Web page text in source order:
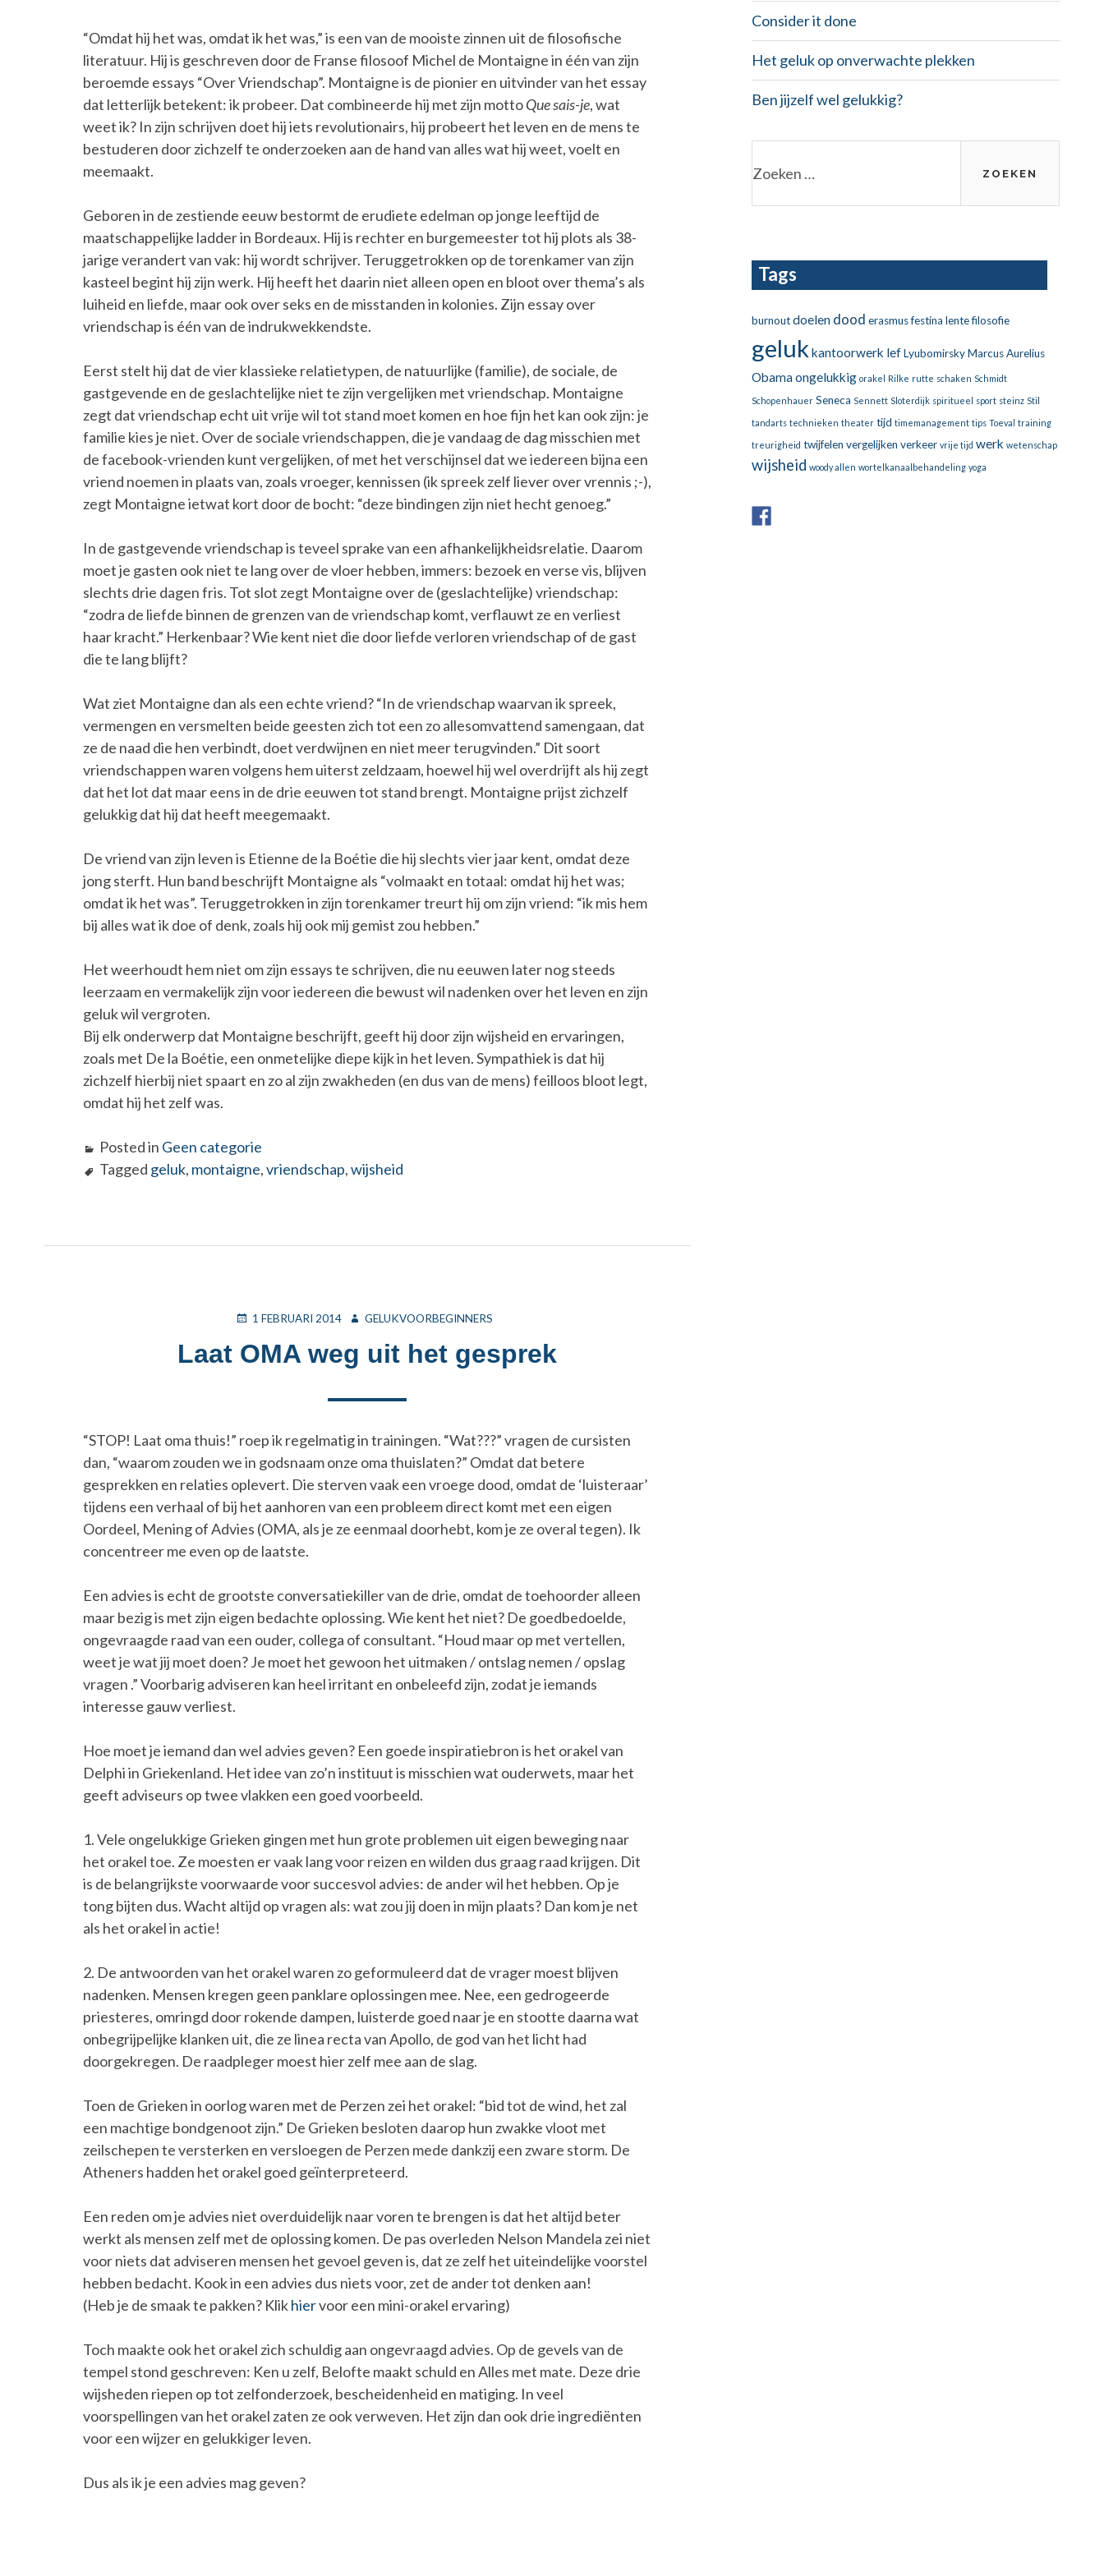
“Omdat hij het was, omdat ik het was,” is een van de mooiste zinnen uit de filosofische
literatuur. Hij is geschreven door de Franse filosoof Michel de Montaigne in één van zijn
beroemde essays “Over Vriendschap”. Montaigne is de pionier en uitvinder van het essay
dat letterlijk betekent: ik probeer. Dat combineerde hij met zijn mottoQue sais-je, wat
weet ik? In zijn schrijven doet hij iets revolutionairs, hij probeert het leven en de mens te
bestuderen door zichzelf te onderzoeken aan de hand van alles wat hij weet, voelt en
meemaakt.
Geboren in de zestiende eeuw bestormt de erudiete edelman op jonge leeftijd de
maatschappelijke ladder in Bordeaux. Hij is rechter en burgemeester tot hij plots als 38-
jarige verandert van vak: hij wordt schrijver. Teruggetrokken op de torenkamer van zijn
kasteel begint hij zijn werk. Hij heeft het daarin niet alleen open en bloot over thema’s als
luiheid en liefde, maar ook over seks en de misstanden in kolonies. Zijn essay over
vriendschap is één van de indrukwekkendste.
Eerst stelt hij dat de vier klassieke relatietypen, de natuurlijke (familie), de sociale, de
gastgevende en de geslachtelijke niet te zijn vergelijken met vriendschap. Montaigne
zegt dat vriendschap echt uit vrije wil tot stand moet komen en hoe fijn het kan ook zijn: je
familie kies je niet. Over de sociale vriendschappen, die je vandaag de dag misschien met
de facebook-vrienden kunt vergelijken, of met het verschijnsel dat we iedereen bijna een
vriend noemen in plaats van, zoals vroeger, kennissen (ik spreek zelf liever over vrennis ;-),
zegt Montaigne ietwat kort door de bocht: “deze bindingen zijn niet hecht genoeg.”
In de gastgevende vriendschap is teveel sprake van een afhankelijkheidsrelatie. Daarom
moet je gasten ook niet te lang over de vloer hebben, immers: bezoek en verse vis, blijven
slechts drie dagen fris. Tot slot zegt Montaigne over de (geslachtelijke) vriendschap:
“zodra de liefde binnen de grenzen van de vriendschap komt, verflauwt ze en verliest
haar kracht.” Herkenbaar? Wie kent niet die door liefde verloren vriendschap of de gast
die te lang blijft?
Wat ziet Montaigne dan als een echte vriend? “In de vriendschap waarvan ik spreek,
vermengen en versmelten beide geesten zich tot een zo allesomvattend samengaan, dat
ze de naad die hen verbindt, doet verdwijnen en niet meer terugvinden.” Dit soort
vriendschappen waren volgens hem uiterst zeldzaam, hoewel hij wel overdrijft als hij zegt
dat het lot dat maar eens in de drie eeuwen tot stand brengt. Montaigne prijst zichzelf
gelukkig dat hij dat heeft meegemaakt.
De vriend van zijn leven is Etienne de la Boétie die hij slechts vier jaar kent, omdat deze
jong sterft. Hun band beschrijft Montaigne als “volmaakt en totaal: omdat hij het was;
omdat ik het was”. Teruggetrokken in zijn torenkamer treurt hij om zijn vriend: “ik mis hem
bij alles wat ik doe of denk, zoals hij ook mij gemist zou hebben.”
Het weerhoudt hem niet om zijn essays te schrijven, die nu eeuwen later nog steeds
leerzaam en vermakelijk zijn voor iedereen die bewust wil nadenken over het leven en zijn
geluk wil vergroten.
Bij elk onderwerp dat Montaigne beschrijft, geeft hij door zijn wijsheid en ervaringen,
zoals met De la Boétie, een onmetelijke diepe kijk in het leven. Sympathiek is dat hij
zichzelf hierbij niet spaart en zo al zijn zwakheden (en dus van de mens) feilloos bloot legt,
omdat hij het zelf was.
Posted in Geen categorie
Tagged geluk, montaigne,vriendschap,wijsheid
POSTED
1 FEBRUARI 2014 AUTHOR
GELUKVOORBEGINNERS
Laat OMA weg uit het gesprek
“STOP! Laat oma thuis!” roep ik regelmatig in trainingen. “Wat???” vragen de cursisten
dan, “waarom zouden we in godsnaam onze oma thuislaten?” Omdat dat betere
gesprekken en relaties oplevert. Die sterven vaak een vroege dood, omdat de ‘luisteraar’
tijdens een verhaal of bij het aanhoren van een probleem direct komt met een eigen
Oordeel, Mening of Advies (OMA, als je ze eenmaal doorhebt, kom je ze overal tegen). Ik
concentreer me even op de laatste.
Een advies is echt de grootste conversatiekiller van de drie, omdat de toehoorder alleen
maar bezig is met zijn eigen bedachte oplossing. Wie kent het niet? De goedbedoelde,
ongevraagde raad van een ouder, collega of consultant. “Houd maar op met vertellen,
weet je wat jij moet doen? Je moet het gewoon het uitmaken / ontslag nemen / opslag
vragen .” Voorbarig adviseren kan heel irritant en onbeleefd zijn, zodat je iemands
interesse gauw verliest.
Hoe moet je iemand dan wel advies geven? Een goede inspiratiebron is het orakel van
Delphi in Griekenland. Het idee van zo’n instituut is misschien wat ouderwets, maar het
geeft adviseurs op twee vlakken een goed voorbeeld.
1. Vele ongelukkige Grieken gingen met hun grote problemen uit eigen beweging naar
het orakel toe. Ze moesten er vaak lang voor reizen en wilden dus graag raad krijgen. Dit
is de belangrijkste voorwaarde voor succesvol advies: de ander wil het hebben. Op je
tong bijten dus. Wacht altijd op vragen als: wat zou jij doen in mijn plaats? Dan kom je net
als het orakel in actie!
2. De antwoorden van het orakel waren zo geformuleerd dat de vrager moest blijven
nadenken. Mensen kregen geen panklare oplossingen mee. Nee, een gedrogeerde
priesteres, omringd door rokende dampen, luisterde goed naar je en stootte daarna wat
onbegrijpelijke klanken uit, die ze linea recta van Apollo, de god van het licht had
doorgekregen. De raadpleger moest hier zelf mee aan de slag.
Toen de Grieken in oorlog waren met de Perzen zei het orakel: “bid tot de wind, het zal
een machtige bondgenoot zijn.” De Grieken besloten daarop hun zwakke vloot met
zeilschepen te versterken en versloegen de Perzen mede dankzij een zware storm. De
Atheners hadden het orakel goed geïnterpreteerd.
Een reden om je advies niet overduidelijk naar voren te brengen is dat het altijd beter
werkt als mensen zelf met de oplossing komen. De pas overleden Nelson Mandela zei niet
voor niets dat adviseren mensen het gevoel geven is, dat ze zelf het uiteindelijke voorstel
hebben bedacht. Kook in een advies dus niets voor, zet de ander tot denken aan!
(Heb je de smaak te pakken? Klikhiervoor een mini-orakel ervaring)
Toch maakte ook het orakel zich schuldig aan ongevraagd advies. Op de gevels van de
tempel stond geschreven: Ken u zelf, Belofte maakt schuld en Alles met mate. Deze drie
wijsheden riepen op tot zelfonderzoek, bescheidenheid en matiging. In veel
voorspellingen van het orakel zaten ze ook verweven. Het zijn dan ook drie ingrediënten
voor een wijzer en gelukkiger leven.
Dus als ik je een advies mag geven?
Consider it done
Het geluk op onverwachte plekken
Ben jijzelf wel gelukkig?
naar:
Tags
burnoutdoelen dood erasmusfestina lentefilosofie
geluk kantoorwerk lefLyubomirskyMarcus Aurelius
Obamaongelukkig orakel Rilke rutte schaken Schmidt
Schopenhauer Seneca Sennett Sloterdijk spiritueel sport steinz Stil
tandarts technieken theater tijd timemanagement tips Toeval training
treurigheid twijfelen vergelijken verkeer vrije tijd werk wetenschap
wijsheid woody allen wortelkanaalbehandeling yoga